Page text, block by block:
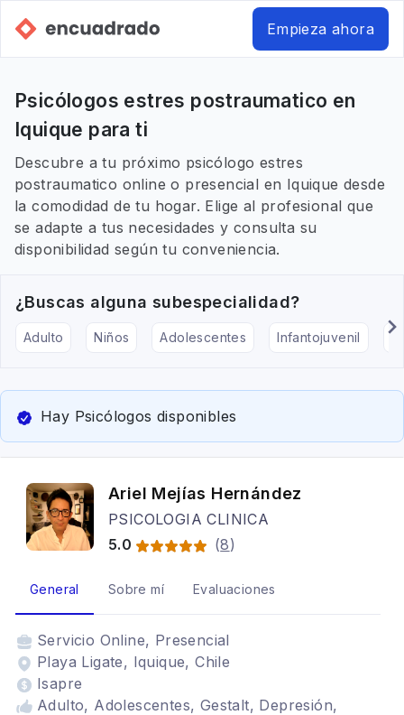
Empieza ahora
Psicólogos estres postraumatico en
Iquique para ti
Descubre a tu próximo psicólogo estres
postraumatico online o presencial en Iquique desde
la comodidad de tu hogar. Elige al profesional que
se adapte a tus necesidades y consulta su
disponibilidad según tu conveniencia.
¿Buscas alguna subespecialidad?
Adulto Niños Adolescentes Infantojuvenil
Hay Psicólogos disponibles
Ariel Mejías Hernández
PSICOLOGIA CLINICA
5.0
(8)
General Sobre mí Evaluaciones
Servicio Online, Presencial
Playa Ligate, Iquique, Chile
Isapre
Adulto, Adolescentes, Gestalt, Depresión,